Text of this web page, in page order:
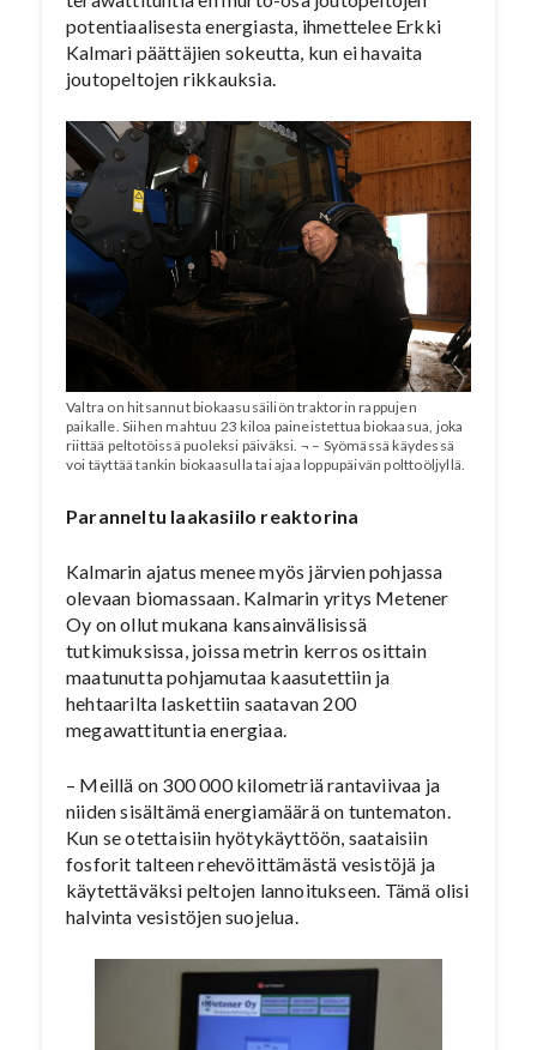
potentiaalisesta energiasta, ihmettelee Erkki
Kalmari päättäjien sokeutta, kun ei havaita
joutopeltojen rikkauksia.
Valtra on hitsannut biokaasusäiliön traktorin rappujen
paikalle. Siihen mahtuu 23 kiloa paineistettua biokaasua, joka
riittää peltotöissä puoleksi päiväksi. ¬ – Syömässä käydessä
voi täyttää tankin biokaasulla tai ajaa loppupäivän polttoöljyllä.
Paranneltu laakasiilo reaktorina
Kalmarin ajatus menee myös järvien pohjassa
olevaan biomassaan. Kalmarin yritys Metener
Oy on ollut mukana kansainvälisissä
tutkimuksissa, joissa metrin kerros osittain
maatunutta pohjamutaa kaasutettiin ja
hehtaarilta laskettiin saatavan 200
megawattituntia energiaa.
– Meillä on 300 000 kilometriä rantaviivaa ja
niiden sisältämä energiamäärä on tuntematon.
Kun se otettaisiin hyötykäyttöön, saataisiin
fosforit talteen rehevöittämästä vesistöjä ja
käytettäväksi peltojen lannoitukseen. Tämä olisi
halvinta vesistöjen suojelua.